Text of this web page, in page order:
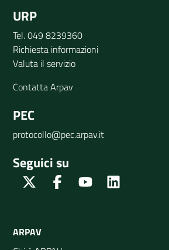
URP
Tel. 049 8239360
Richiesta informazioni
Valuta il servizio
Contatta Arpav
PEC
protocollo@pec.arpav.it
Seguici su
Twitter FacebookYoutube
ARPAV